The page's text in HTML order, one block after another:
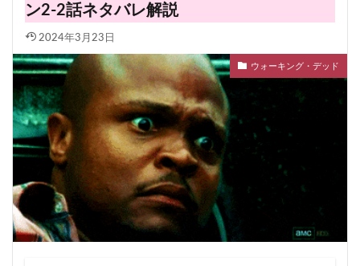
ン2-2話ネタバレ解説
2024年3月23日
ウォーキング・デッド